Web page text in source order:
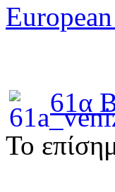
61α
To